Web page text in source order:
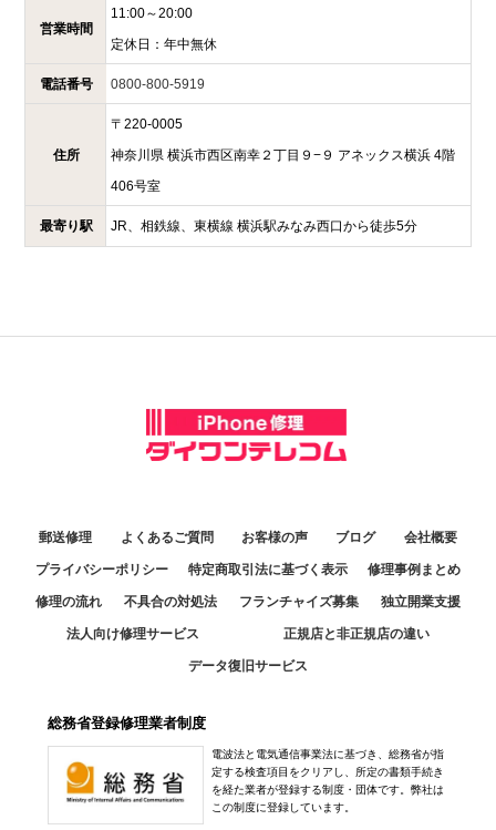
営業時間
11:00～20:00
定休日： 年中無休
電話番号 0800-800-5919
住所
〒 220-0005
神奈川県 横浜市西区南幸２丁目９−９ アネックス横浜 4階
406号室
最寄り駅 JR、相鉄線、東横線 横浜駅みなみ西口から徒歩5分
郵送修理 よくあるご質問 お客様の声 ブログ 会社概要
プライバシーポリシー 特定商取引法に基づく表示 修理事例まとめ
修理の流れ 不具合の対処法 フランチャイズ募集 独立開業支援
法人向け修理サービス 正規店と非正規店の違い
データ復旧サービス
総務省登録修理業者制度
電波法と電気通信事業法に基づき、総務省が指
定する検査項目をクリアし、所定の書類手続き
を経た業者が登録する制度・団体です。弊社は
この制度に登録しています。